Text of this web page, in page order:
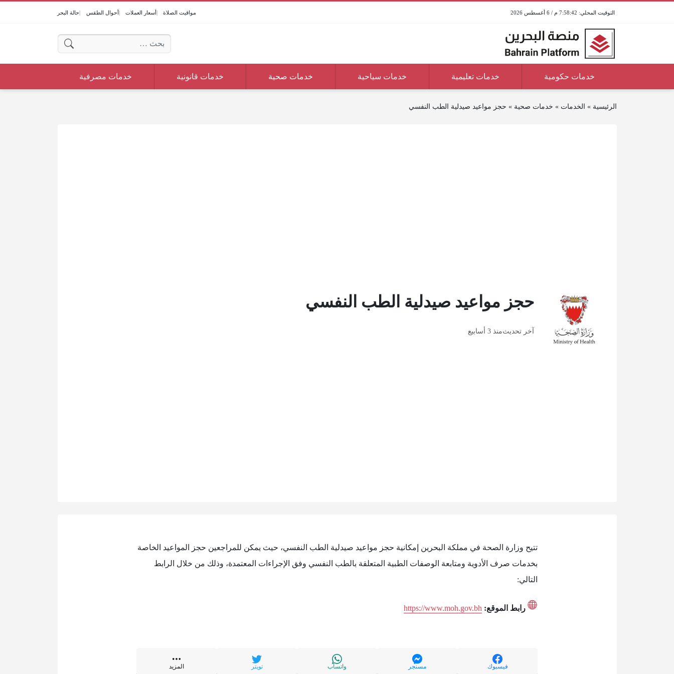
7:58:42 م / 6 أغسطس 2026 مواقيت الصلاة أسعار العملات أحوال الطقس حالة البحر
البحث عن:
خدمات حكومية خدمات تعليمية خدمات سياحية خدمات صحية خدمات قانونية خدمات مصرفية
الرئيسية » الخدمات » خدمات صحية » حجز مواعيد صيدلية الطب النفسي
حجز مواعيد صيدلية الطب النفسي
آخر تحديثمنذ 3 أسابيع
تتيح وزارة الصحة في مملكة البحرين إمكانية حجز مواعيد صيدلية الطب النفسي، حيث يمكن للمراجعين حجز المواعيد الخاصة
بخدمات صرف الأدوية ومتابعة الوصفات الطبية المتعلقة بالطب النفسي وفق الإجراءات المعتمدة، وذلك من خلال الرابط
التالي:
رابط الموقع: https://www.moh.gov.bh
فيسبوك مسنجر واتساب تويتر المزيد